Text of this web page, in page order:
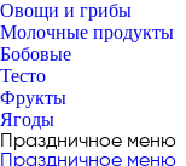
Овощи и грибы
Молочные продукты
Бобовые
Тесто
Фрукты
Ягоды
Праздничное меню
Праздничное меню